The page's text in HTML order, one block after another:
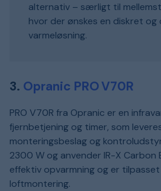
alternativ – særligt til
hvor der ønskes en diskret
varmeløsning.
3. Opranic PRO V70R
PRO V70R fra Opranic er en
fjernbetjening og timer, som
monteringsbeslag og
2300 W og anvender IR-X
effektiv opvarmning og er
loftmontering.